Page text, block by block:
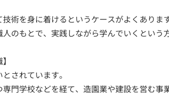
術を身に着けるというケースがよくあります
のもとで、実践しながら学んでいくという
されています。
門学校などを経て、造園業や建設を営む事